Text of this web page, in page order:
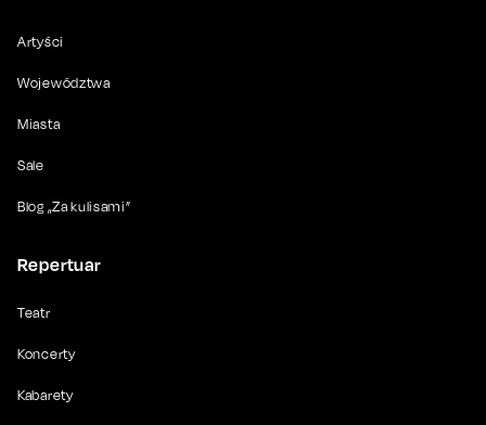
Artyści
Województwa
Miasta
Sale
Blog „Za kulisami”
Repertuar
Teatr
Koncerty
Kabarety